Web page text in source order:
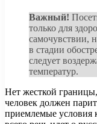
Важный!
только для
самочувствии,
в стадии
следует
температур.
Нет жесткой
человек должен
приемлемые условия